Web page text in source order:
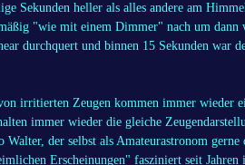
Sekunden heller als alles andere am
"wie mit einem Dimmer" nach um dann
durchquert und binnen 15 Sekunden war
irritierten Zeugen kommen immer wieder
immer wieder die gleiche
Walter, der selbst als Amateurastronom gerne
Erscheinungen" fasziniert seit Jahren